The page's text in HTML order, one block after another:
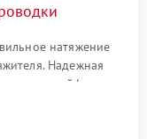
натяжение
Надежная
и шлейфов к
панелей, люка и